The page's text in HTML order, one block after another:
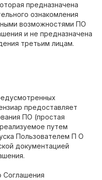
предназначена
ознакомления
возможностями ПО
и не предназначена
третьим лицам.
предоставляет
ПО (простая
путем
Пользователем П О
документацией
Соглашения